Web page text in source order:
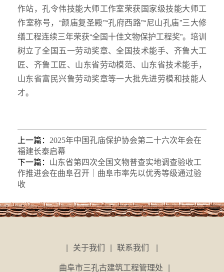
作站，孔令伟技能大师工作室荣获国家级技能大师工
作室称号，“颜庙复圣殿”“孔府西路”“尼山孔庙”三大修
缮工程连续三年荣获“全国十佳文物保护工程奖”。培训
树立了全国五一劳动奖章、全国技术能手、齐鲁大工
匠、齐鲁工匠、山东省劳动模范、山东省技术能手，
山东省富民兴鲁劳动奖章等一大批先进劳模和技能人
才。
上一篇： 2025年中国孔庙保护协会第二十六次年会在
福建长泰启幕
下一篇： 山东省第四次全国文物普查实地调查验收工
作推进会在曲阜召开｜曲阜市率先以优秀等级通过验
收
| 关于我们 | 联系我们
|
曲阜市三孔古建筑工程管理处 |